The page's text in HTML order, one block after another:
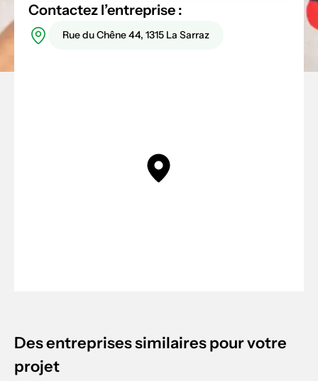
Contactez l’entreprise :
Rue du Chêne 44, 1315 La Sarraz
Des entreprises similaires pour votre
projet